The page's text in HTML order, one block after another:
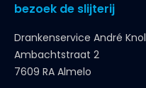
bezoek de slijterij
Drankenservice André Knol
Ambachtstraat 2
7609 RA Almelo